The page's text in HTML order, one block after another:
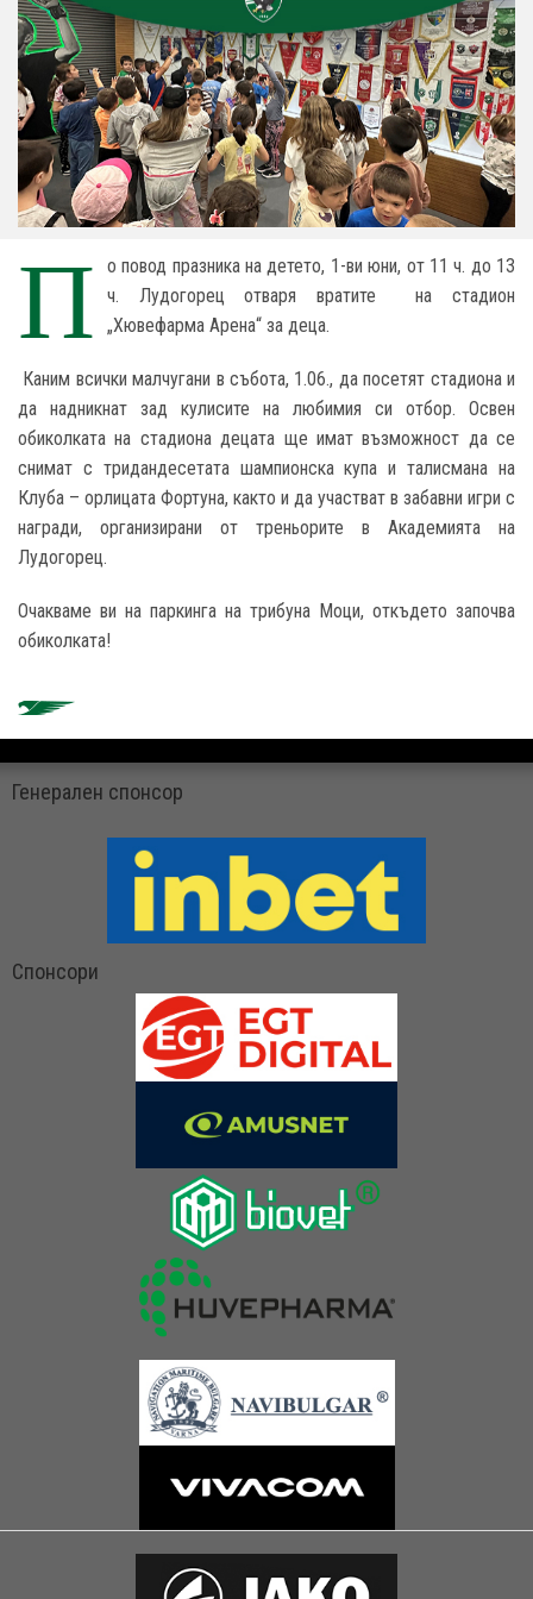
П
о повод празника на детето, 1-ви юни, от 11 ч. до 13
ч. Лудогорец отваря вратите на стадион
„Хювефарма Арена“ за деца.
Каним всички малчугани в събота, 1.06., да посетят стадиона и
да надникнат зад кулисите на любимия си отбор. Освен
обиколката на стадиона децата ще имат възможност да се
снимат с тридандесетата шампионска купа и талисмана на
Клуба – орлицата Фортуна, както и да участват в забавни игри с
награди, организирани от треньорите в Академията на
Лудогорец.
Очакваме ви на паркинга на трибуна Моци, откъдето започва
обиколката!
Генерален спонсор
Спонсори